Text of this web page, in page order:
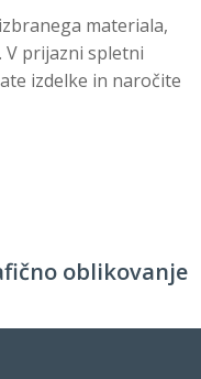
materiala,
V prijazni spletni
izdelke in naročite
oblikovanje